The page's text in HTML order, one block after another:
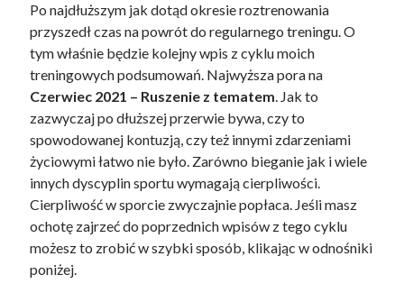
Po najdłuższym jak dotąd okresie roztrenowania
przyszedł czas na powrót do regularnego treningu. O
tym właśnie będzie kolejny wpis z cyklu moich
treningowych podsumowań. Najwyższa pora na
Czerwiec 2021 – Ruszenie z tematem. Jak to
zazwyczaj po dłuższej przerwie bywa, czy to
spowodowanej kontuzją, czy też innymi zdarzeniami
życiowymi łatwo nie było. Zarówno bieganie jak i wiele
innych dyscyplin sportu wymagają cierpliwości.
Cierpliwość w sporcie zwyczajnie popłaca. Jeśli masz
ochotę zajrzeć do poprzednich wpisów z tego cyklu
możesz to zrobić w szybki sposób, klikając w odnośniki
poniżej.